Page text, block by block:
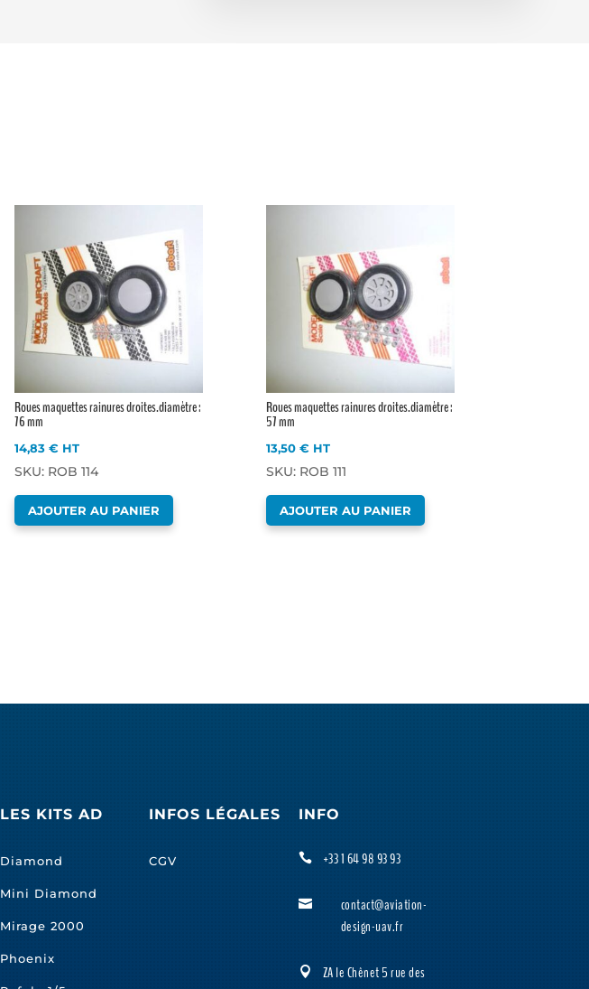
Roues maquettes rainures droites.diamètre :
76 mm
14,83€ HT
SKU: ROB 114
AJOUTER AU PANIER
Roues maquettes rainures droites.diamètre :
57 mm
13,50€ HT
SKU: ROB 111
AJOUTER AU PANIER
LES KITS AD
Diamond
Mini Diamond
Mirage 2000
Phoenix
INFOS LÉGALES
CGV
INFO
 +33 1 64 98 93 93

contact@aviation-
design-uav.fr

ZA le Chênet 5 rue des